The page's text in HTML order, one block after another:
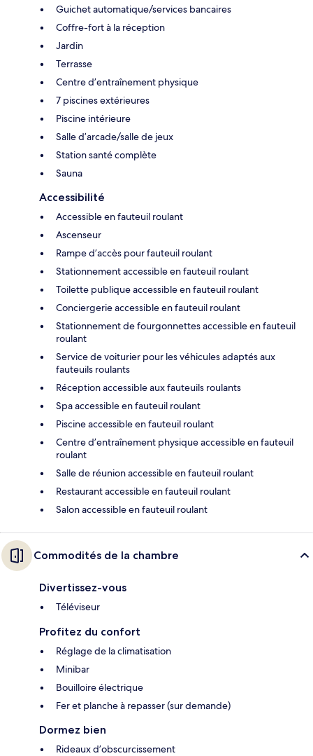
Guichet automatique/services bancaires
Coffre-fort à la réception
Jardin
Terrasse
Centre d’entraînement physique
7 piscines extérieures
Piscine intérieure
Salle d’arcade/salle de jeux
Station santé complète
Sauna
Accessibilité
Accessible en fauteuil roulant
Ascenseur
Rampe d’accès pour fauteuil roulant
Stationnement accessible en fauteuil roulant
Toilette publique accessible en fauteuil roulant
Conciergerie accessible en fauteuil roulant
Stationnement de fourgonnettes accessible en fauteuil
roulant
Service de voiturier pour les véhicules adaptés aux
fauteuils roulants
Réception accessible aux fauteuils roulants
Spa accessible en fauteuil roulant
Piscine accessible en fauteuil roulant
Centre d’entraînement physique accessible en fauteuil
roulant
Salle de réunion accessible en fauteuil roulant
Restaurant accessible en fauteuil roulant
Salon accessible en fauteuil roulant
Commodités de la chambre
Divertissez-vous
Téléviseur
Profitez du confort
Réglage de la climatisation
Minibar
Bouilloire électrique
Fer et planche à repasser (sur demande)
Dormez bien
Rideaux d’obscurcissement